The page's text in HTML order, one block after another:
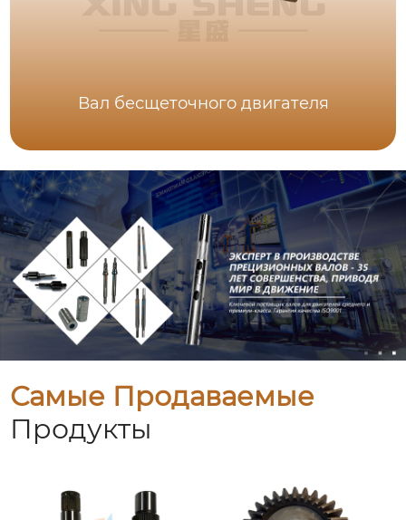
Вал бесщеточного двигателя
Самые Продаваемые
Продукты